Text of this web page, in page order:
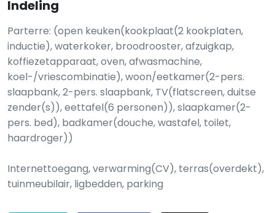
Indeling
Parterre: (open keuken(kookplaat(2 kookplaten,
inductie), waterkoker, broodrooster, afzuigkap,
koffiezetapparaat, oven, afwasmachine,
koel-/vriescombinatie), woon/eetkamer(2-pers.
slaapbank, 2-pers. slaapbank, TV(flatscreen, duitse
zender(s)), eettafel(6 personen)), slaapkamer(2-
pers. bed), badkamer(douche, wastafel, toilet,
haardroger))
Internettoegang, verwarming(CV), terras(overdekt),
tuinmeubilair, ligbedden, parking